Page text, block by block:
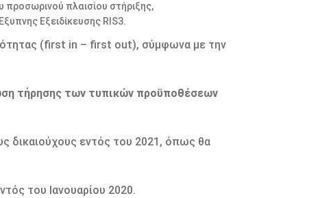
προσωρινού πλαισίου στήριξης,
Εξειδίκευσης RIS3.
(first in – first out), σύμφωνα με την
τήρησης των τυπικών προϋποθέσεων
δικαιούχους εντός του 2021, όπως θα
του Ιανουαρίου 2020.